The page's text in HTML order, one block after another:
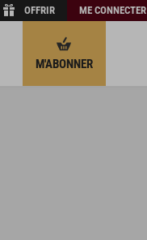
OFFRIR ME CONNECTER
M'ABONNER